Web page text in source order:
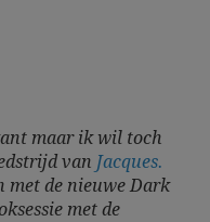
maar ik wil toch
van Jacques.
met de nieuwe Dark
met de